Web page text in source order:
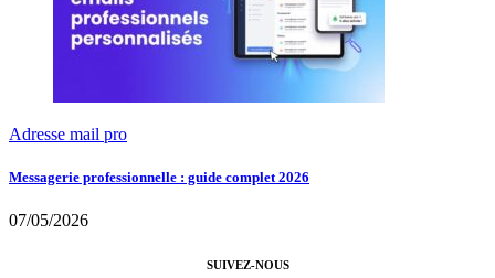
Adresse mail pro
Messagerie professionnelle : guide complet 2026
07/05/2026
SUIVEZ-NOUS